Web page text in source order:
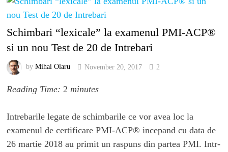
Schimbari “lexicale” la examenul PMI-ACP®
si un nou Test de 20 de Intrebari
by Mihai Olaru November 20, 2017 2
Reading Time: 2 minutes
Intrebarile legate de schimbarile ce vor avea loc la
examenul de certificare PMI-ACP® incepand cu data de
26 martie 2018 au primit un raspuns din partea PMI. Intr-